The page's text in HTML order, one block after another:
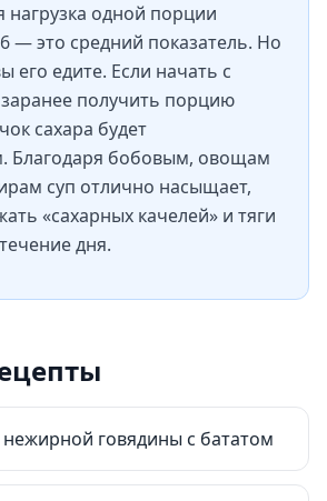
нагрузка одной порции
— это средний показатель. Но
его едите. Если начать с
получить порцию
сахара будет
Благодаря бобовым, овощам
суп отлично насыщает,
«сахарных качелей» и тяги
дня.
говядины с бататом